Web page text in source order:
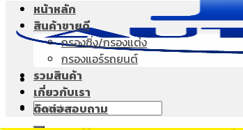
Search
for:
หน้าหลัก
สินค้าขายดี
กรองซิ่ง/กรองแต่ง
กรองแอร์รถยนต์
รวมสินค้า
เกี่ยวกับเรา
ติดต่อสอบถาม